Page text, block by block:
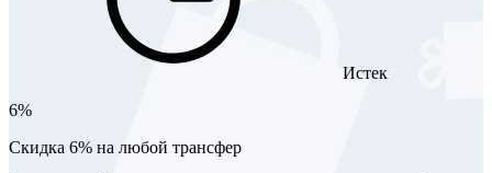
Истек
6%
Скидка 6% на любой трансфер